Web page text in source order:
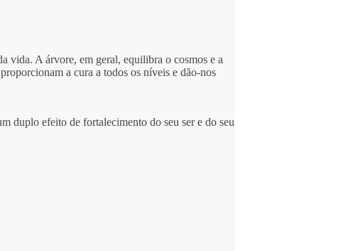
vida. A árvore, em geral, equilibra o cosmos e a
a cura a todos os níveis e dão-nos
duplo efeito de fortalecimento do seu ser e do seu